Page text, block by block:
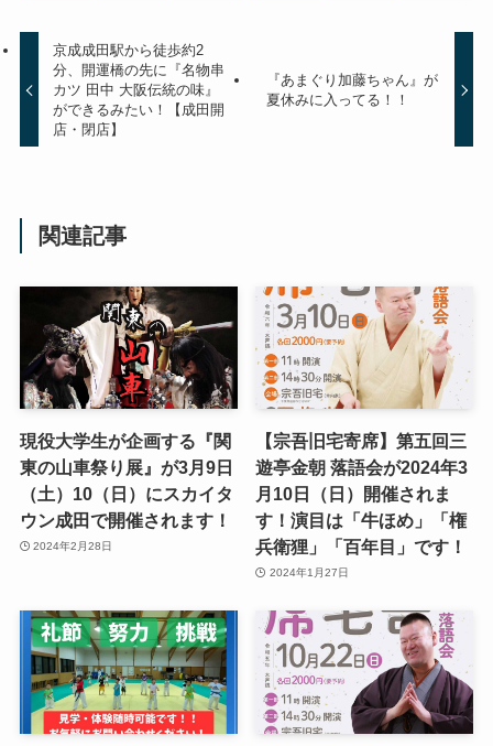
京成成田駅から徒歩約2
分、開運橋の先に『名物串
カツ 田中 大阪伝統の味』
ができるみたい！【成田開
店・閉店】
『あまぐり加藤ちゃん』が
夏休みに入ってる！！
関連記事
現役大学生が企画する『関
東の山車祭り展』が3月9日
（土）10（日）にスカイタ
ウン成田で開催されます！
2024年2月28日
【宗吾旧宅寄席】第五回三
遊亭金朝 落語会が2024年3
月10日（日）開催されま
す！演目は「牛ほめ」「権
兵衛狸」「百年目」です！
2024年1月27日